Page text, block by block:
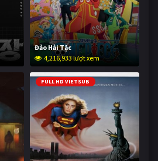
Đảo Hải Tặc
4,216,933 lượt xem
FULL HD VIETSUB